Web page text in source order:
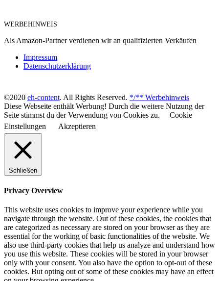
WERBEHINWEIS
Als Amazon-Partner verdienen wir an qualifizierten Verkäufen
Impressum
Datenschutzerklärung
©2020 eh-content. All Rights Reserved. */** Werbehinweis
Diese Webseite enthält Werbung! Durch die weitere Nutzung der
Seite stimmst du der Verwendung von Cookies zu.
Cookie
Einstellungen
Akzeptieren
Schließen
Privacy Overview
This website uses cookies to improve your experience while you
navigate through the website. Out of these cookies, the cookies that
are categorized as necessary are stored on your browser as they are
essential for the working of basic functionalities of the website. We
also use third-party cookies that help us analyze and understand how
you use this website. These cookies will be stored in your browser
only with your consent. You also have the option to opt-out of these
cookies. But opting out of some of these cookies may have an effect